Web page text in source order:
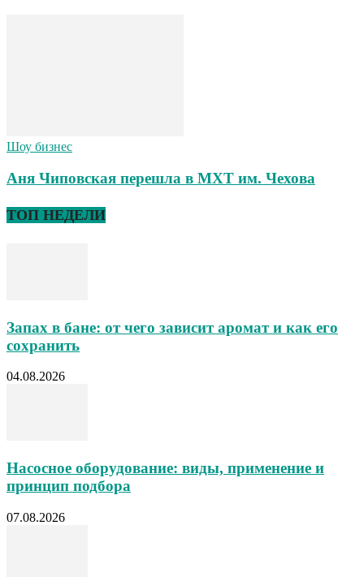
Шоу бизнес
Аня Чиповская перешла в МХТ им. Чехова
ТОП НЕДЕЛИ
Запах в бане: от чего зависит аромат и как его
сохранить
04.08.2026
Насосное оборудование: виды, применение и
принцип подбора
07.08.2026